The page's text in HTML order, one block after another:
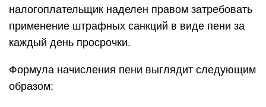
налогоплательщик наделен правом затребовать
применение штрафных санкций в виде пени за
каждый день просрочки.
Формула начисления пени выглядит следующим
образом: